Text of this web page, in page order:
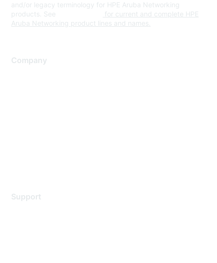
and/or legacy terminology for HPE Aruba Networking
products. See
for current and complete HPE
Aruba Networking product lines and names.
Company
Support